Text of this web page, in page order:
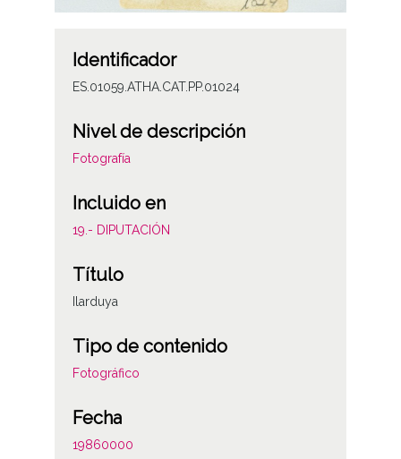
Identificador
ES.01059.ATHA.CAT.PP.01024
Nivel de descripción
Fotografía
Incluido en
19.- DIPUTACIÓN
Título
Ilarduya
Tipo de contenido
Fotográfico
Fecha
19860000